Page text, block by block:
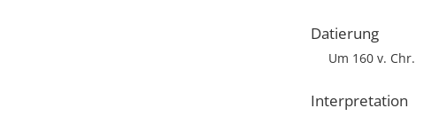
Datierung
Um 160 v. Chr.
Interpretation